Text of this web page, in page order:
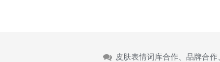
皮肤表情词库合作、品牌合